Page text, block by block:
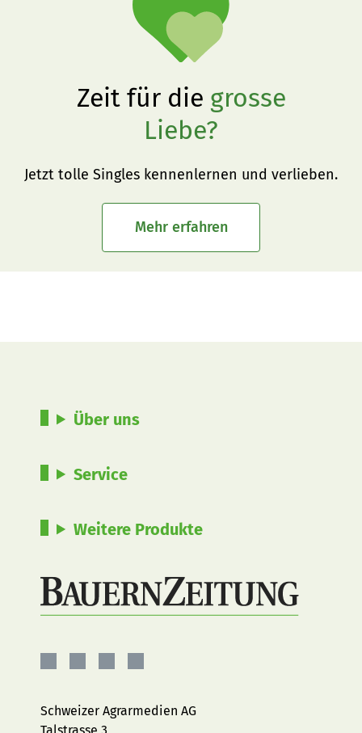
Zeit für die grosse
Liebe?
Jetzt tolle Singles kennenlernen und verlieben.
Mehr erfahren
Über uns
Service
Weitere Produkte
Facebook
Instagram
YouTubeLinkedIn
Schweizer Agrarmedien AG